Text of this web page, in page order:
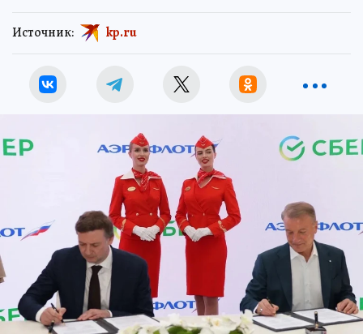
Источник: kp.ru